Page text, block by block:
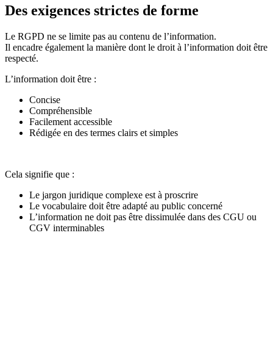
Des exigences strictes de forme
Le RGPD ne se limite pas au contenu de l’information.
Il encadre également la manière dont le droit à l’information doit être
respecté.
L’information doit être :
Concise
Compréhensible
Facilement accessible
Rédigée en des termes clairs et simples
Cela signifie que :
Le jargon juridique complexe est à proscrire
Le vocabulaire doit être adapté au public concerné
L’information ne doit pas être dissimulée dans des CGU ou
CGV interminables